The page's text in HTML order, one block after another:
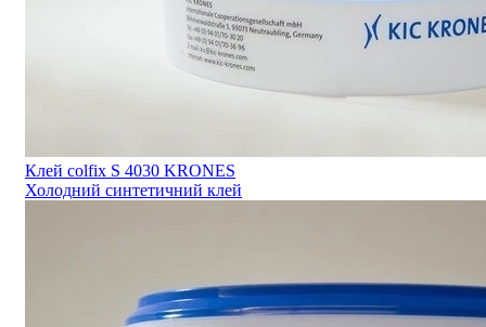
Клей colfix S 4030 KRONES
Холодний синтетичний клей